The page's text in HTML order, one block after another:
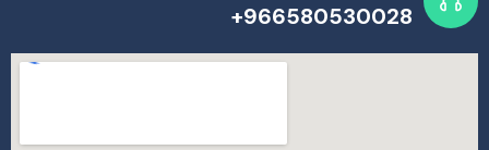
966580530028+